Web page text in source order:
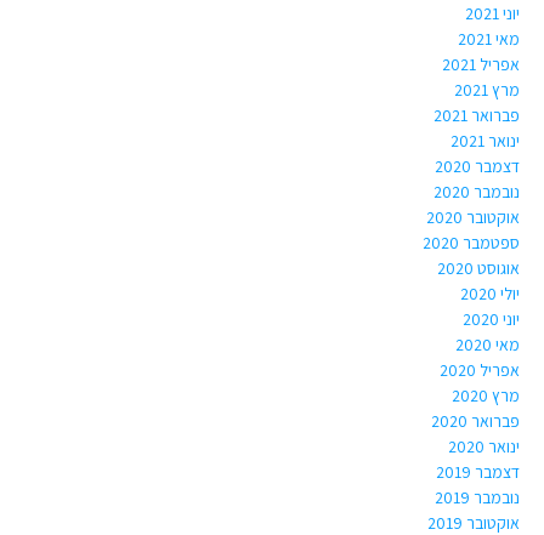
יוני 2021
מאי 2021
אפריל 2021
מרץ 2021
פברואר 2021
ינואר 2021
דצמבר 2020
נובמבר 2020
אוקטובר 2020
ספטמבר 2020
אוגוסט 2020
יולי 2020
יוני 2020
מאי 2020
אפריל 2020
מרץ 2020
פברואר 2020
ינואר 2020
דצמבר 2019
נובמבר 2019
אוקטובר 2019